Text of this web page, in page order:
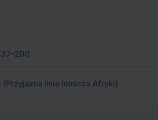
200
linia lotnicza Afryki)